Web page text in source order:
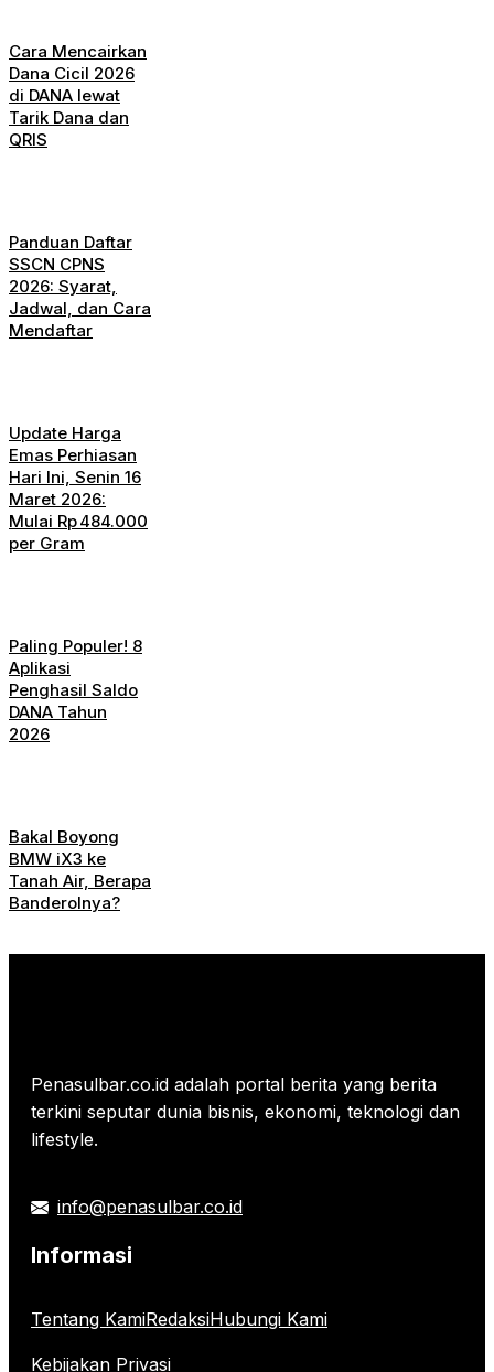
Cara Mencairkan
Dana Cicil 2026
di DANA lewat
Tarik Dana dan
QRIS
Panduan Daftar
SSCN CPNS
2026: Syarat,
Jadwal, dan Cara
Mendaftar
Update Harga
Emas Perhiasan
Hari Ini, Senin 16
Maret 2026:
Mulai Rp 484.000
per Gram
Paling Populer! 8
Aplikasi
Penghasil Saldo
DANA Tahun
2026
Bakal Boyong
BMW iX3 ke
Tanah Air, Berapa
Banderolnya?
Penasulbar.co.id adalah portal berita yang berita
terkini seputar dunia bisnis, ekonomi, teknologi dan
lifestyle.
info@penasulbar.co.id
Informasi
Tentang KamiRedaksiHubungi Kami
Kebijakan Privasi